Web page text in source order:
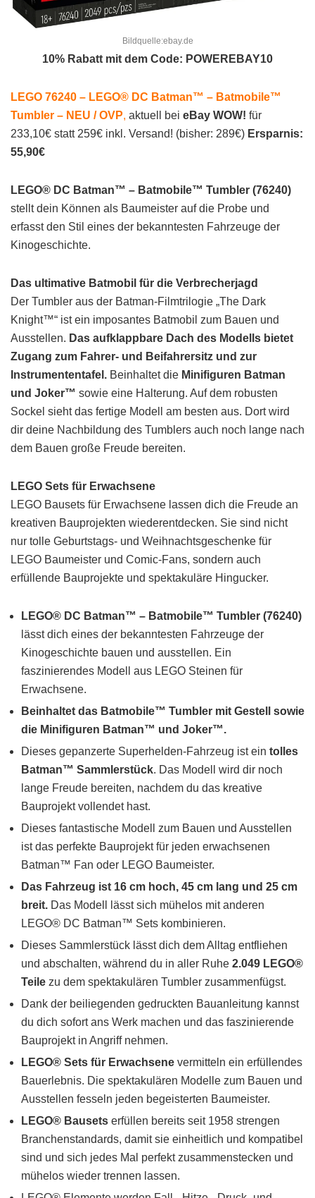
Bildquelle:ebay.de
10% Rabatt mit dem Code: POWEREBAY10
LEGO 76240 – LEGO® DC Batman™ – Batmobile™
Tumbler – NEU / OVP, aktuell bei eBay WOW! für
233,10€ statt 259€ inkl. Versand! (bisher: 289€) Ersparnis:
55,90€
LEGO® DC Batman™ – Batmobile™ Tumbler (76240)
stellt dein Können als Baumeister auf die Probe und
erfasst den Stil eines der bekanntesten Fahrzeuge der
Kinogeschichte.
Das ultimative Batmobil für die Verbrecherjagd
Der Tumbler aus der Batman-Filmtrilogie „The Dark
Knight™“ ist ein imposantes Batmobil zum Bauen und
Ausstellen. Das aufklappbare Dach des Modells bietet
Zugang zum Fahrer- und Beifahrersitz und zur
Instrumententafel. Beinhaltet die Minifiguren Batman
und Joker™ sowie eine Halterung. Auf dem robusten
Sockel sieht das fertige Modell am besten aus. Dort wird
dir deine Nachbildung des Tumblers auch noch lange nach
dem Bauen große Freude bereiten.
LEGO Sets für Erwachsene
LEGO Bausets für Erwachsene lassen dich die Freude an
kreativen Bauprojekten wiederentdecken. Sie sind nicht
nur tolle Geburtstags- und Weihnachtsgeschenke für
LEGO Baumeister und Comic-Fans, sondern auch
erfüllende Bauprojekte und spektakuläre Hingucker.
LEGO® DC Batman™ – Batmobile™ Tumbler (76240)
lässt dich eines der bekanntesten Fahrzeuge der
Kinogeschichte bauen und ausstellen. Ein
faszinierendes Modell aus LEGO Steinen für
Erwachsene.
Beinhaltet das Batmobile™ Tumbler mit Gestell sowie
die Minifiguren Batman™ und Joker™.
Dieses gepanzerte Superhelden-Fahrzeug ist ein tolles
Batman™ Sammlerstück. Das Modell wird dir noch
lange Freude bereiten, nachdem du das kreative
Bauprojekt vollendet hast.
Dieses fantastische Modell zum Bauen und Ausstellen
ist das perfekte Bauprojekt für jeden erwachsenen
Batman™ Fan oder LEGO Baumeister.
Das Fahrzeug ist 16 cm hoch, 45 cm lang und 25 cm
breit. Das Modell lässt sich mühelos mit anderen
LEGO® DC Batman™ Sets kombinieren.
Dieses Sammlerstück lässt dich dem Alltag entfliehen
und abschalten, während du in aller Ruhe 2.049 LEGO®
Teile zu dem spektakulären Tumbler zusammenfügst.
Dank der beiliegenden gedruckten Bauanleitung kannst
du dich sofort ans Werk machen und das faszinierende
Bauprojekt in Angriff nehmen.
LEGO® Sets für Erwachsene vermitteln ein erfüllendes
Bauerlebnis. Die spektakulären Modelle zum Bauen und
Ausstellen fesseln jeden begeisterten Baumeister.
LEGO® Bausets erfüllen bereits seit 1958 strengen
Branchenstandards, damit sie einheitlich und kompatibel
sind und sich jedes Mal perfekt zusammenstecken und
mühelos wieder trennen lassen.